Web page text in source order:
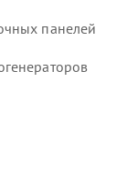
панелей
камер